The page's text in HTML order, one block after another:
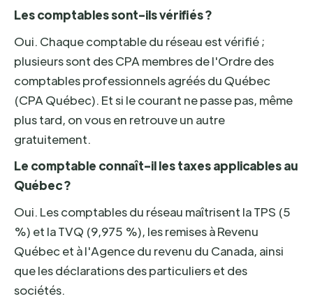
Les comptables sont-ils vérifiés ?
Oui. Chaque comptable du réseau est vérifié ;
plusieurs sont des CPA membres de l'Ordre des
comptables professionnels agréés du Québec
(CPA Québec). Et si le courant ne passe pas, même
plus tard, on vous en retrouve un autre
gratuitement.
Le comptable connaît-il les taxes applicables au
Québec ?
Oui. Les comptables du réseau maîtrisent la TPS (5
%) et la TVQ (9,975 %), les remises à Revenu
Québec et à l'Agence du revenu du Canada, ainsi
que les déclarations des particuliers et des
sociétés.